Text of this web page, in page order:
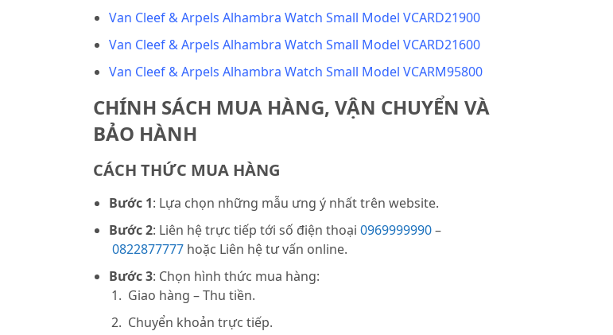
Van Cleef & Arpels Alhambra Watch Small Model VCARD21900
Van Cleef & Arpels Alhambra Watch Small Model VCARD21600
Van Cleef & Arpels Alhambra Watch Small Model VCARM95800
CHÍNH SÁCH MUA HÀNG, VẬN CHUYỂN VÀ
BẢO HÀNH
CÁCH THỨC MUA HÀNG
Bước 1: Lựa chọn những mẫu ưng ý nhất trên website.
Bước 2: Liên hệ trực tiếp tới số điện thoại 0969999990–
0822877777 hoặc Liên hệ tư vấn online.
Bước 3: Chọn hình thức mua hàng:
Giao hàng – Thu tiền.
Chuyển khoản trực tiếp.